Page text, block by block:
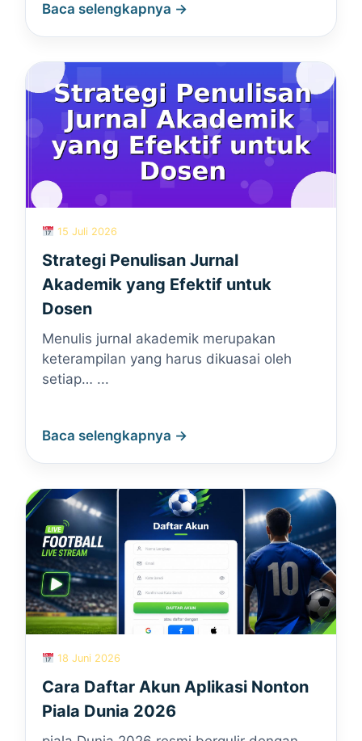
Baca selengkapnya →
15 Juli 2026
Strategi Penulisan Jurnal
Akademik yang Efektif untuk
Dosen
Menulis jurnal akademik merupakan
keterampilan yang harus dikuasai oleh
setiap… ...
Baca selengkapnya →
18 Juni 2026
Cara Daftar Akun Aplikasi Nonton
Piala Dunia 2026